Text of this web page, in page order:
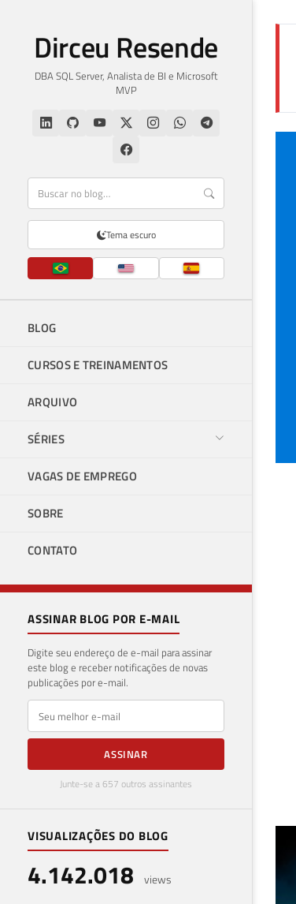
Dirceu Resende
DBA SQL Server, Analista de BI e Microsoft
MVP
Tema escuro
BLOG
CURSOS E TREINAMENTOS
ARQUIVO
SÉRIES
VAGAS DE EMPREGO
SOBRE
CONTATO
ASSINAR BLOG POR E-MAIL
Digite seu endereço de e-mail para assinar
este blog e receber notificações de novas
publicações por e-mail.
E-mail
ASSINAR
Junte-se a 657 outros assinantes
VISUALIZAÇÕES DO BLOG
4.142.018 views